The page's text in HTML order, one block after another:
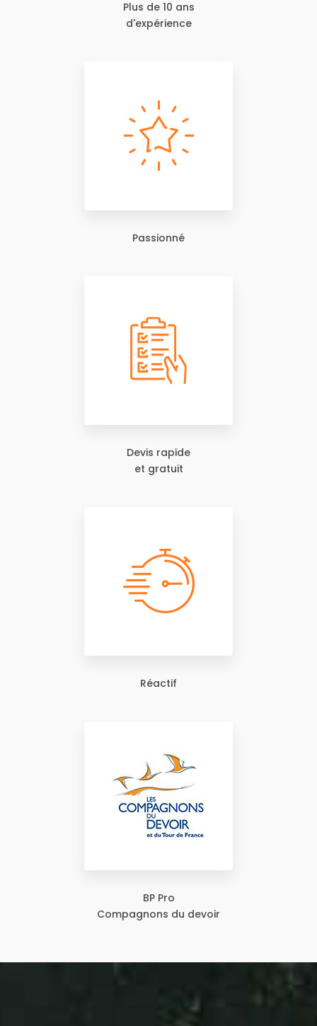
Plus de 10 ans
d'expérience
Passionné
Devis rapide
et gratuit
Réactif
BP Pro
Compagnons du devoir